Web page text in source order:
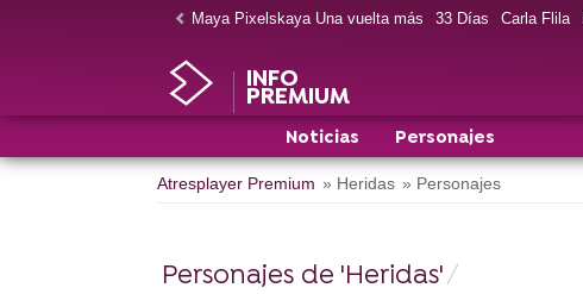
Maya Pixelskaya Una vuelta más 33 Días Carla Flila
INFO
PREMIUM
Noticias Personajes
Atresplayer Premium » Heridas » Personajes
Personajes de 'Heridas'